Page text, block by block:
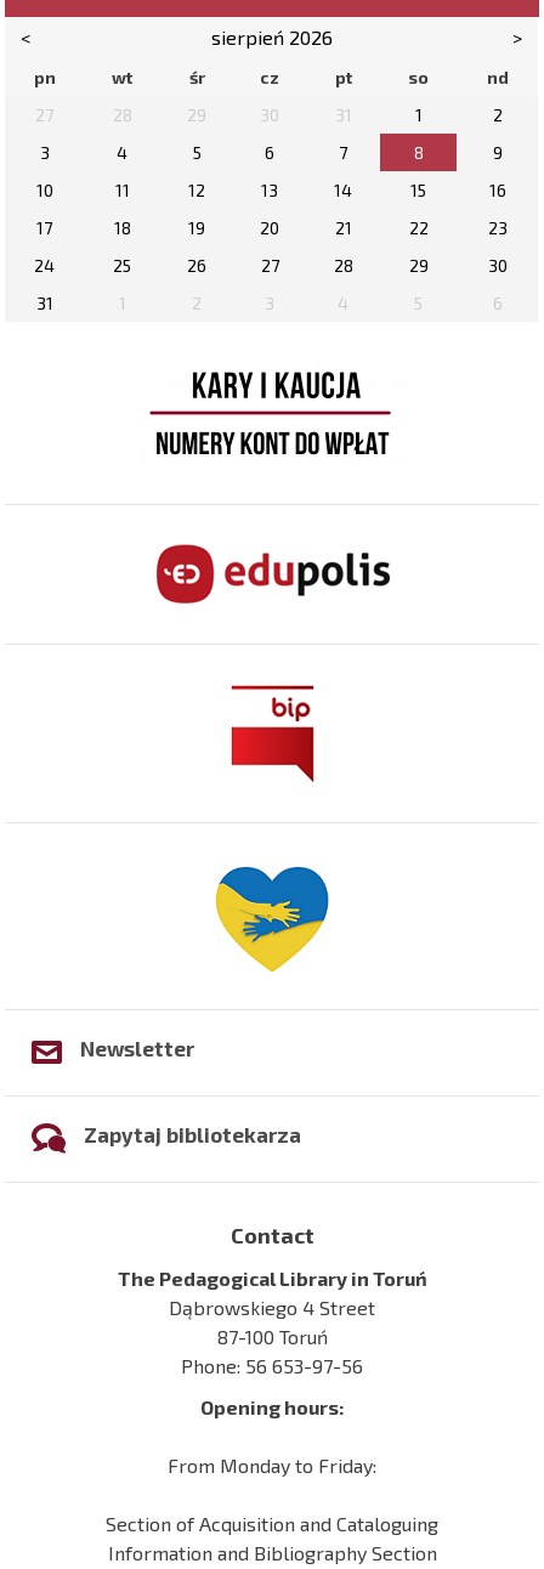
< sierpień 2026 >
pn wt śr cz pt so
nd
27
28 29 30 31 1
2
3
4 5 6 7 8
9
10
11 12 13 14 15
16
17
18 19 20 21 22
23
24
25 26 27 28 29
30
31
1 2 3 4 5 6
Newsletter
Zapytaj bibliotekarza
Contact
The Pedagogical Library in Toruń
Dąbrowskiego 4 Street
87-100 Toruń
Phone: 56 653-97-56
Opening hours:
From Monday to Friday:
Section of Acquisition and Cataloguing
Information and Bibliography Section